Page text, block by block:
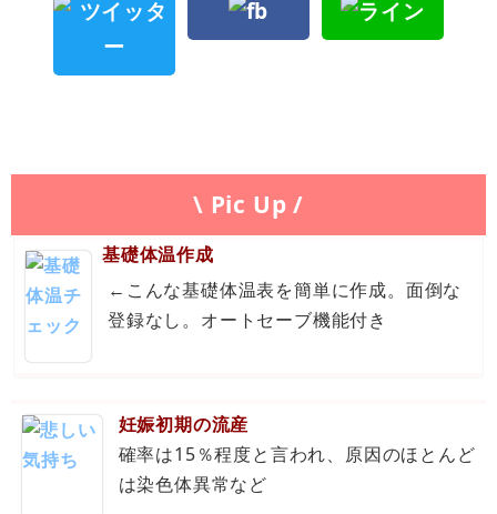
\ Pic Up /
基礎体温作成
←こんな基礎体温表を簡単に作成。面倒な
登録なし。オートセーブ機能付き
妊娠初期の流産
確率は15％程度と言われ、原因のほとんど
は染色体異常など